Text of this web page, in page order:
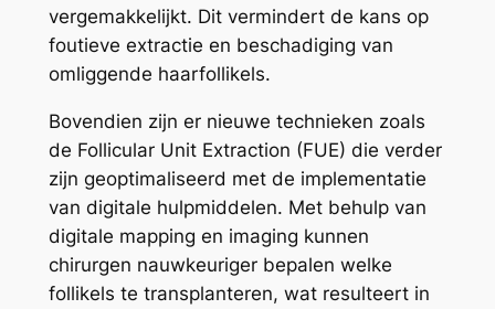
vergemakkelijkt. Dit vermindert de kans op
foutieve extractie en beschadiging van
omliggende haarfollikels.
Bovendien zijn er nieuwe technieken zoals
de Follicular Unit Extraction (FUE) die verder
zijn geoptimaliseerd met de implementatie
van digitale hulpmiddelen. Met behulp van
digitale mapping en imaging kunnen
chirurgen nauwkeuriger bepalen welke
follikels te transplanteren, wat resulteert in